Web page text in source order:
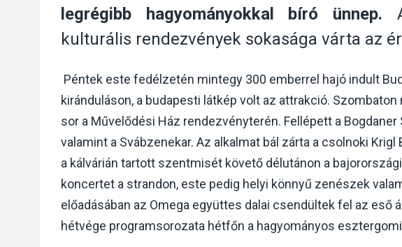
legrégibb hagyományokkal bíró ünnep.
kulturális rendezvények sokasága várta az
Péntek este fedélzetén mintegy 300 emberrel hajó indult
kiránduláson, a budapesti látkép volt az attrakció.
sor a Művelődési Ház rendezvényterén. Fellépett a Bogdaner
valamint a Svábzenekar. Az alkalmat bál zárta a csolnoki
a kálvárián tartott szentmisét követő délutánon a
koncertet a strandon, este pedig helyi könnyű zenészek
előadásában az Omega együttes dalai csendültek fel az eső
hétvége programsorozata hétfőn a hagyományos